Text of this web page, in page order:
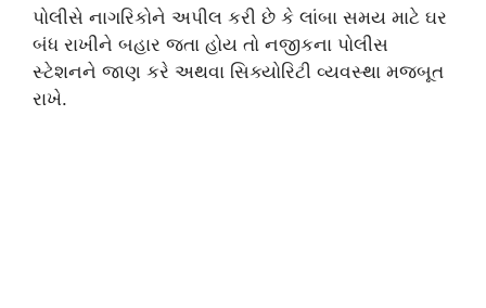
પોલીસે નાગરિકોને અપીલ કરી છે કે લાંબા સમય માટે ઘર
બંધ રાખીને બહાર જતા હોય તો નજીકના પોલીસ
સ્ટેશનને જાણ કરે અથવા સિક્યોરિટી વ્યવસ્થા મજબૂત
રાખે.